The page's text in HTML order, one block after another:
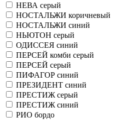
НЕВА серый
НОСТАЛЬЖИ коричневый
НОСТАЛЬЖИ синий
НЬЮТОН серый
ОДИССЕЯ синий
ПЕРСЕЙ комби серый
ПЕРСЕЙ серый
ПИФАГОР синий
ПРЕЗИДЕНТ синий
ПРЕСТИЖ серый
ПРЕСТИЖ синий
РИО бордо